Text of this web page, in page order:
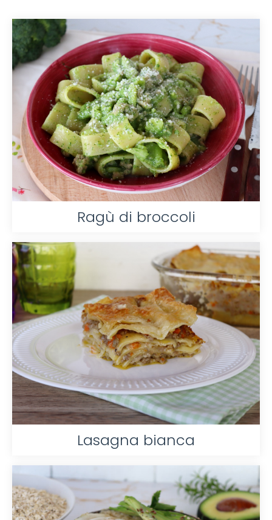
Ragù di broccoli
Lasagna bianca